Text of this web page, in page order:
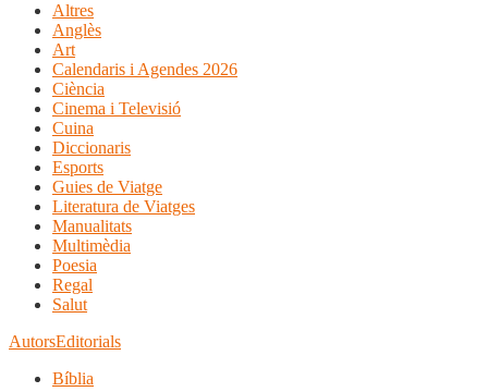
Altres
Anglès
Art
Calendaris i Agendes 2026
Ciència
Cinema i Televisió
Cuina
Diccionaris
Esports
Guies de Viatge
Literatura de Viatges
Manualitats
Multimèdia
Poesia
Regal
Salut
AutorsEditorials
Bíblia